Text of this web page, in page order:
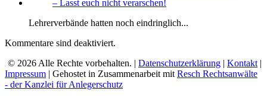
Lehrerverbände hatten noch eindringlich...
Kommentare sind deaktiviert.
© 2026 Alle Rechte vorbehalten. | Datenschutzerklärung | Kontakt |
Impressum | Gehostet in Zusammenarbeit mit Resch Rechtsanwälte
- der Kanzlei für Anlegerschutz